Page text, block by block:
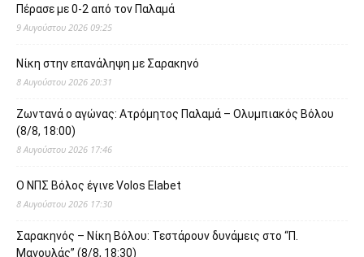
Πέρασε με 0-2 από τον Παλαμά
9 Αυγούστου 2026 09:25
Νίκη στην επανάληψη με Σαρακηνό
8 Αυγούστου 2026 20:31
Ζωντανά ο αγώνας: Ατρόμητος Παλαμά – Ολυμπιακός Βόλου
(8/8, 18:00)
8 Αυγούστου 2026 17:46
O ΝΠΣ Βόλος έγινε Volos Elabet
8 Αυγούστου 2026 17:30
Σαρακηνός – Νίκη Βόλου: Τεστάρουν δυνάμεις στο “Π.
Μαγουλάς” (8/8, 18:30)